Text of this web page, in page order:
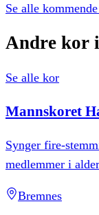
Se alle
Andre kor i
Se alle kor
Mannskoret
Synger fire-
medlemmer i
Bremnes